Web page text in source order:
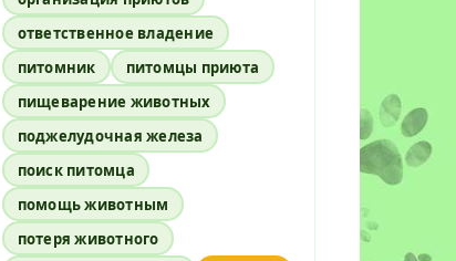
ответственное владение
питомник
питомцы приюта
пищеварение животных
поджелудочная железа
поиск питомца
помощь животным
потеря животного